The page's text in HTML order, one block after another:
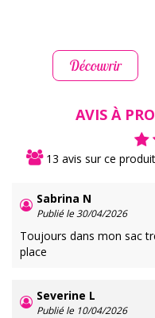
Découvrir
AVIS À
13 avis sur ce
Sabrina N
Publié le 30/04/2026
Toujours dans mon sac
place
Severine L
Publié le 10/04/2026